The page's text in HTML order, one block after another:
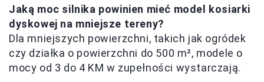
Jaką moc silnika powinien mieć model kosiarki
dyskowej na mniejsze tereny?
Dla mniejszych powierzchni, takich jak ogródek
czy działka o powierzchni do 500 m², modele o
mocy od 3 do 4 KM w zupełności wystarczają.